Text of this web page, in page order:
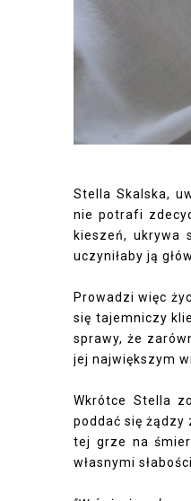
Stella Skalska,
nie potrafi
kieszeń, ukrywa
uczyniłaby ją
Prowadzi więc
się tajemniczy
sprawy, że
jej największym
Wkrótce Stella
poddać się żądzy
tej grze na
własnymi